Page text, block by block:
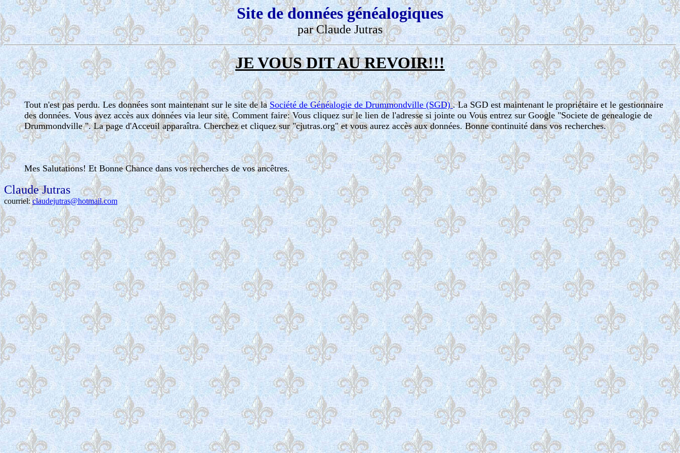
Site de données généalogiques
par Claude Jutras
JE VOUS DIT AU REVOIR!!!
Tout n'est pas perdu. Les données sont maintenant sur le site de laSociété de Généalogie de Drummondville (SGD). La SGD est maintenant le propriétaire et le gestionnaire
des données. Vous avez accès aux données via leur site. Comment faire: Vous cliquez sur le lien de l'adresse si jointe ou Vous entrez sur Google "Societe de genealogie de
Drummondville ". La page d'Acceuil apparaîtra. Cherchez et cliquez sur "cjutras.org" et vous aurez accès aux données. Bonne continuité dans vos recherches.
Mes Salutations! Et Bonne Chance dans vos recherches de vos ancêtres.
Claude Jutras
courriel:claudejutras@hotmail.com